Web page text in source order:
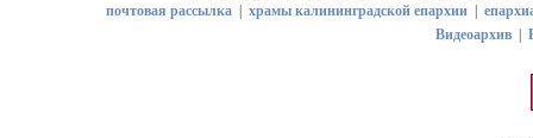
почтовая рассылка| храмы калининградской епархии|
Видеоархив